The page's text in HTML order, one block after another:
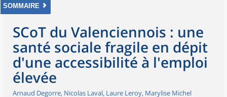
SOMMAIRE
SCoT du Valenciennois : une
santé sociale fragile en dépit
d'une accessibilité à l'emploi
élevée
Arnaud Degorre, Nicolas Laval, Laure Leroy, Marylise Michel